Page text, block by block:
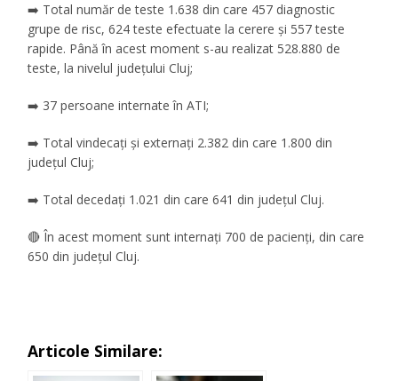
➡️ Total număr de teste 1.638 din care 457 diagnostic
grupe de risc, 624 teste efectuate la cerere și 557 teste
rapide. Până în acest moment s-au realizat 528.880 de
teste, la nivelul județului Cluj;
➡️ 37 persoane internate în ATI;
➡️ Total vindecați și externați 2.382 din care 1.800 din
județul Cluj;
➡️ Total decedați 1.021 din care 641 din județul Cluj.
🔴 În acest moment sunt internați 700 de pacienți, din care
650 din județul Cluj.
Articole Similare: